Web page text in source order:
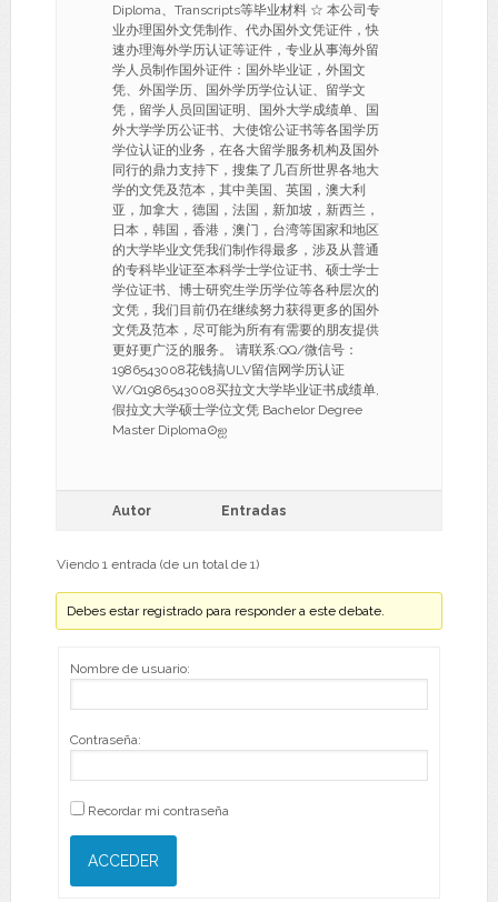
Diploma、Transcripts等毕业材料 ☆ 本公司专
业办理国外文凭制作、代办国外文凭证件，快
速办理海外学历认证等证件，专业从事海外留
学人员制作国外证件：国外毕业证，外国文
凭、外国学历、国外学历学位认证、留学文
凭，留学人员回国证明、国外大学成绩单、国
外大学学历公证书、大使馆公证书等各国学历
学位认证的业务，在各大留学服务机构及国外
同行的鼎力支持下，搜集了几百所世界各地大
学的文凭及范本，其中美国、英国，澳大利
亚，加拿大，德国，法国，新加坡，新西兰，
日本，韩国，香港，澳门，台湾等国家和地区
的大学毕业文凭我们制作得最多，涉及从普通
的专科毕业证至本科学士学位证书、硕士学士
学位证书、博士研究生学历学位等各种层次的
文凭，我们目前仍在继续努力获得更多的国外
文凭及范本，尽可能为所有有需要的朋友提供
更好更广泛的服务。 请联系:QQ/微信号：
1986543008花钱搞ULV留信网学历认证
W/Q1986543008买拉文大学毕业证书成绩单,
假拉文大学硕士学位文凭 Bachelor Degree
Master Diploma⊙ஐ
Autor Entradas
Viendo 1 entrada (de un total de 1)
Debes estar registrado para responder a este debate.
Nombre de usuario:
Contraseña:
Recordar mi contraseña
ACCEDER